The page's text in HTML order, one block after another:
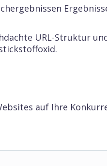
URL-Struktur
auf Ihre